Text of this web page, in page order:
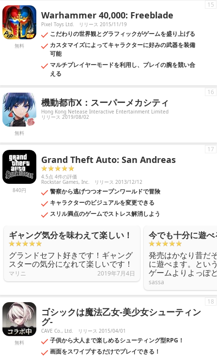
無料
Warhammer 40,000: Freeblade
Pixel Toys Ltd. リリース 2015/11/19
こだわりの世界観とグラフィックがゲームを盛り上げる
カスタマイズによってキャラクターに好みの武器を装備
可能
マルチプレイヤーモードを利用し、プレイの腕を競い合
える
15
無料
機動都市X：スーパーメカシティ
Hong Kong Netease Interactive Entertainment Limited
リリース 2019/08/02
16
840円
Grand Theft Auto: San Andreas
4.5点 4件の評価
Rockstar Games, Inc. リリース 2013/12/12
警察から逃げつつオープンワールドで冒険
キャラクターのビジュアルを変更できる
スリル満点のゲームでストレス解消しよう
17
ギャング気分を味わえて楽しい！
グランドセフト好きです！ギャング
スターの気分になれて楽しいです！
マリニ 2019年7月4日
今でも十分に遊
発売はかなり昔だ
に遊べます。とい
ゲームよりよっぽ
sassa
無料
ゴシックは魔法乙女-美少女シューティン
グ-
CAVE Co., Ltd. リリース 2015/04/01
子供から大人まで楽しめるシューティング型RPG！
画面をスワイプするだけでプレイできる！
18